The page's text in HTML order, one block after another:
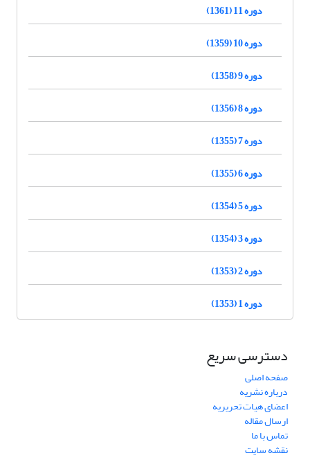
دوره 11 (1361)
دوره 10 (1359)
دوره 9 (1358)
دوره 8 (1356)
دوره 7 (1355)
دوره 6 (1355)
دوره 5 (1354)
دوره 3 (1354)
دوره 2 (1353)
دوره 1 (1353)
دسترسی سریع
صفحه اصلی
درباره نشریه
اعضای هیات تحریریه
ارسال مقاله
تماس با ما
نقشه سایت